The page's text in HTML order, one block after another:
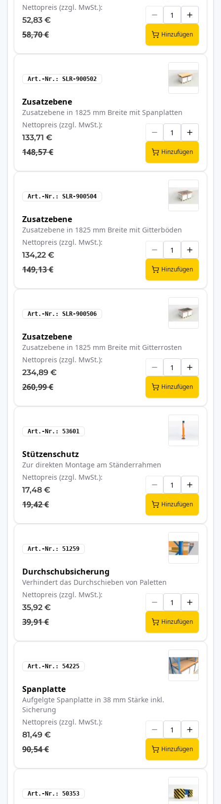
Nettopreis (zzgl. MwSt.)
52,83 €
58,70 € Hinzufügen
Art.-Nr. SLR-900502
Zusatzebene
Zusatzebene in 1825 mm Breite mit Spanplatten
Nettopreis (zzgl. MwSt.)
133,71 €
148,57 € Hinzufügen
Art.-Nr. SLR-900504
Zusatzebene
Zusatzebene in 1825 mm Breite mit Gitterböden
Nettopreis (zzgl. MwSt.)
134,22 €
149,13 € Hinzufügen
Art.-Nr. SLR-900506
Zusatzebene
Zusatzebene in 1825 mm Breite mit Gitterrosten
Nettopreis (zzgl. MwSt.)
234,89 €
260,99 € Hinzufügen
Art.-Nr. 53601
Stützenschutz
Zur direkten Montage am Ständerrahmen
Nettopreis (zzgl. MwSt.)
17,48 €
19,42 € Hinzufügen
Art.-Nr. 51259
Durchschubsicherung
Verhindert das Durchschieben von Paletten
Nettopreis (zzgl. MwSt.)
35,92 €
39,91 € Hinzufügen
Art.-Nr. 54225
Spanplatte
Aufgelgte Spanplatte in 38 mm Stärke inkl.
Sicherung
Nettopreis (zzgl. MwSt.)
81,49 €
90,54 € Hinzufügen
Art.-Nr. 50353